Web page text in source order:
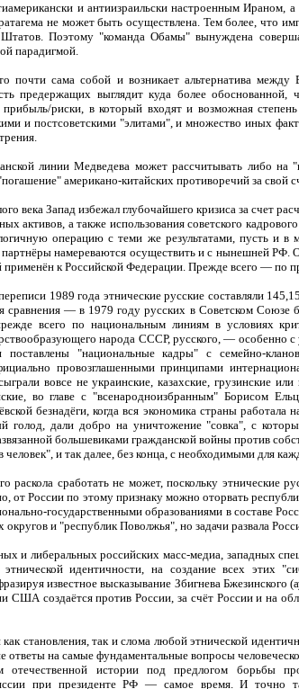
и антиизраильски настроенным
не может быть осуществлена. Тем более, что
Поэтому "команда Обамы" вынуждена
парадигмой.
почти сама собой и возникает альтернатива между
предержащих выглядит куда более
риски, в который входят и возможная
и постсоветскими "элитами", и множество иных
линии Медведева может рассчитывать либо
американо-китайских противоречий за свой
века Запад избежал глубочайшего кризиса за счет
активов, а также использования советского
операцию с теми же результатами, пусть и в
партнёры намереваются осуществить и с нынешней РФ.
к Российской Федерации. Прежде всего — по
1989 года этнические русские составляли
сравнения — в 1979 году русских в Советском
всего по национальным линиям в условиях
народа СССР, русского, — особенно
"национальные кадры" с семейно-
провозглашенными принципами
вовсе не украинские, казахские, грузинские
во главе с "всенародноизбранным" Борисом
безнадёги, когда вся экономика страны работала
голод, дали добро на уничтожение "совка", с
большевиками гражданской войны против
и так далее, без конца, с необходимыми для
раскола сработать не может, поскольку этнические
от России по этому признаку можно оторвать
государственными образованиями в составе
и "республик Поволжья", но задачи развала
и либеральных российских масс-медиа, западных
идентичности, на создание всех этих
известное высказывание Збигнева Бжезинского
США создаётся против России, за счёт России и на
становления, так и слома любой этнической
на самые фундаментальные вопросы
отечественной истории под предлогом борьбы
при президенте РФ — самое время. И точно